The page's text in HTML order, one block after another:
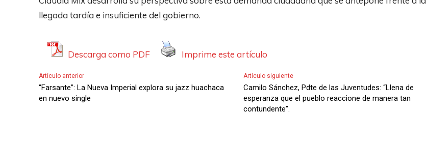
t
o
s
llegada tardía e insuficiente del gobierno.
Descarga como PDF Imprime este artículo
Artículo anterior
“Farsante”: La Nueva Imperial explora su jazz huachaca
en nuevo single
Artículo siguiente
Camilo Sánchez, Pdte de las Juventudes: “Llena de
esperanza que el pueblo reaccione de manera tan
contundente”.